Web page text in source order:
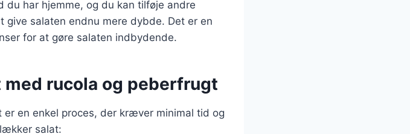
du har hjemme, og du kan tilføje andre
give salaten endnu mere dybde. Det er en
for at gøre salaten indbydende.
med rucola og peberfrugt
en enkel proces, der kræver minimal tid og
salat: